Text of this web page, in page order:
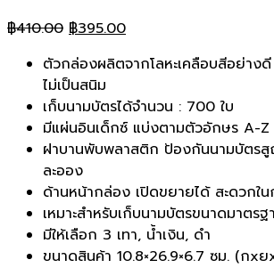
฿410.00 Original
was:
฿410.00.
฿395.00Current
is:
ตัวกล่องผลิตจากโลหะเคลือบสีอย่าง
ไม่เป็นสนิม
เก็บนามบัตรได้จำนวน : 700 ใบ
มีแผ่นอินเด็กซ์ แบ่งตามตัวอักษร A-Z
ฝาบานพับพลาสติก ป้องกันนามบัตร
ละออง
ด้านหน้ากล่อง เปิดขยายได้ สะดวกใน
เหมาะสำหรับเก็บนามบัตรขนาดมาตรฐ
มีให้เลือก 3 เทา, น้ำเงิน, ดำ
ขนาดสินค้า 10.8×26.9×6.7 ซม. (กxย